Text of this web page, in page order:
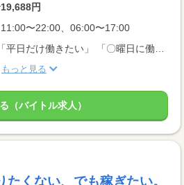
円
〜22:00、06:00〜17:00
もっと見る
（バイトル求人）
くない、でも稼ぎたい。